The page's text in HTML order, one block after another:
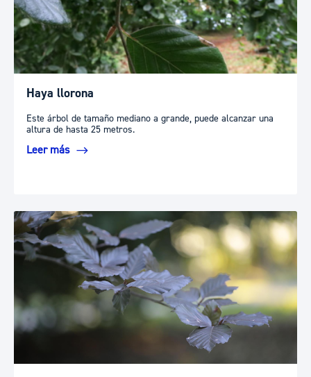
Haya llorona
Este árbol de tamaño mediano a grande, puede alcanzar una
altura de hasta 25 metros.
Leer más